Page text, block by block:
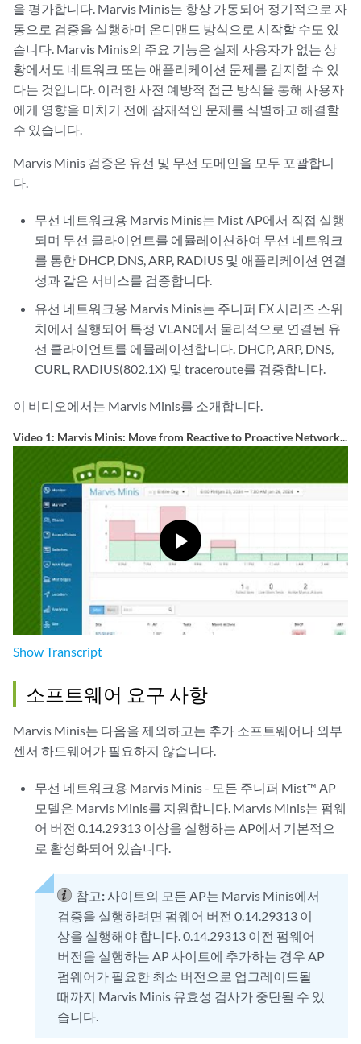
을 평가합니다. Marvis Minis는 항상 가동되어 정기적으로 자
동으로 검증을 실행하며 온디맨드 방식으로 시작할 수도 있
습니다. Marvis Minis의 주요 기능은 실제 사용자가 없는 상
황에서도 네트워크 또는 애플리케이션 문제를 감지할 수 있
다는 것입니다. 이러한 사전 예방적 접근 방식을 통해 사용자
에게 영향을 미치기 전에 잠재적인 문제를 식별하고 해결할
수 있습니다.
Marvis Minis 검증은 유선 및 무선 도메인을 모두 포괄합니
다.
무선 네트워크용 Marvis Minis는 Mist AP에서 직접 실행
되며 무선 클라이언트를 에뮬레이션하여 무선 네트워크
를 통한 DHCP, DNS, ARP, RADIUS 및 애플리케이션 연결
성과 같은 서비스를 검증합니다.
유선 네트워크용 Marvis Minis는 주니퍼 EX 시리즈 스위
치에서 실행되어 특정 VLAN에서 물리적으로 연결된 유
선 클라이언트를 에뮬레이션합니다. DHCP, ARP, DNS,
CURL, RADIUS(802.1X) 및 traceroute를 검증합니다.
이 비디오에서는 Marvis Minis를 소개합니다.
Video 1: Marvis Minis: Move from Reactive to Proactive Network...
ShowTranscript
소프트웨어 요구 사항
Marvis Minis는 다음을 제외하고는 추가 소프트웨어나 외부
센서 하드웨어가 필요하지 않습니다.
무선 네트워크용 Marvis Minis - 모든 주니퍼 Mist™ AP
모델은 Marvis Minis를 지원합니다. Marvis Minis는 펌웨
어 버전 0.14.29313 이상을 실행하는 AP에서 기본적으
로 활성화되어 있습니다.
참고:사이트의 모든 AP는 Marvis Minis에서
검증을 실행하려면 펌웨어 버전 0.14.29313 이
상을 실행해야 합니다. 0.14.29313 이전 펌웨어
버전을 실행하는 AP 사이트에 추가하는 경우 AP
펌웨어가 필요한 최소 버전으로 업그레이드될
때까지 Marvis Minis 유효성 검사가 중단될 수 있
습니다.